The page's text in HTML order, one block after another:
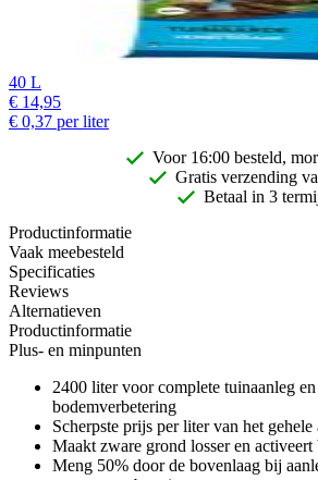
40 L
€ 14,95
€ 0,37 per liter
Voor 16:00 besteld,
Gratis verzending
Betaal in 3
Productinformatie
Vaak meebesteld
Specificaties
Reviews
Alternatieven
Productinformatie
Plus- en minpunten
2400 liter voor complete tuinaanleg
bodemverbetering
Scherpste prijs per liter van het gehele
Maakt zware grond losser en activeert
Meng 50% door de bovenlaag bij